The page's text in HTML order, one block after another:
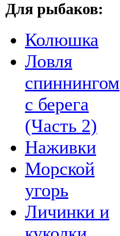
Для рыбаков:
Колюшка
Ловля
спиннингом
с берега
(Часть 2)
Наживки
Морской
угорь
Личинки и